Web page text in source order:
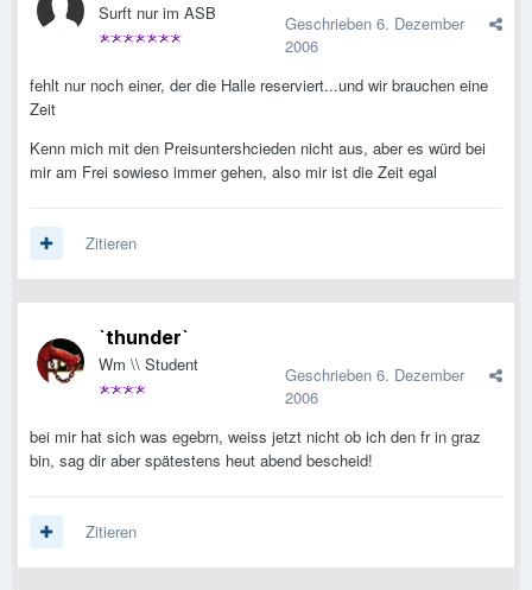
Surft nur im ASB Geschrieben 6. Dezember
2006
fehlt nur noch einer, der die Halle reserviert...und wir brauchen eine
Zeit
Kenn mich mit den Preisuntershcieden nicht aus, aber es würd bei
mir am Frei sowieso immer gehen, also mir ist die Zeit egal
Zitieren
`thunder`
Wm \\ Student Geschrieben 6. Dezember
2006
bei mir hat sich was egebrn, weiss jetzt nicht ob ich den fr in graz
bin, sag dir aber spätestens heut abend bescheid!
Zitieren